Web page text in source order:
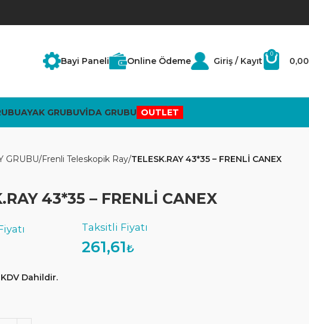
Bayi Paneli Online Ödeme Giriş / Kayıt
0
0,00
AYAK GRUBUVİDA GRUBU OUTLET
GRUBU Frenli Teleskopik Ray TELESK.RAY 43*35 – FRENLİ CANEX
43*35 – FRENLİ CANEX
261,61₺
Dahildir.